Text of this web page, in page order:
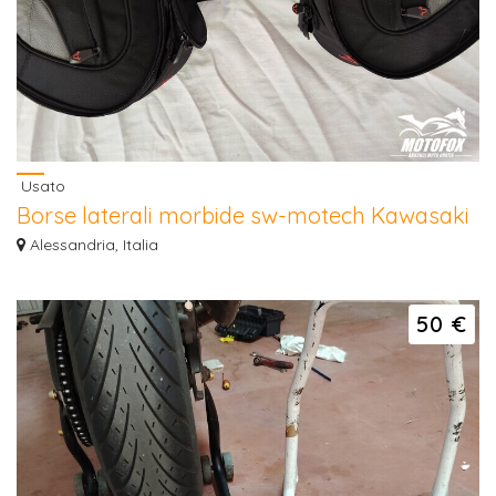
Usato
Borse laterali morbide sw-motech Kawasaki
z900
Alessandria, Italia
50 €